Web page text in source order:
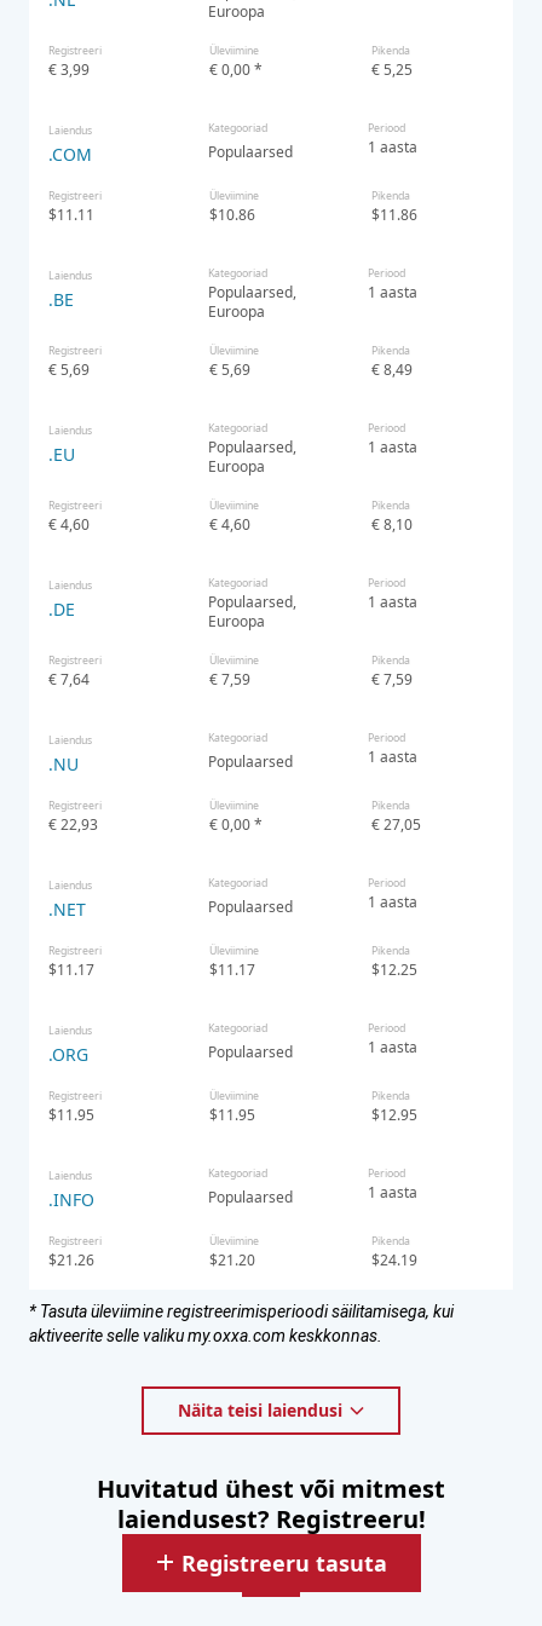
Euroopa
Registreeri
€ 3,99
Üleviimine
€ 0,00 *
Pikenda
€ 5,25
Laiendus
.COM
Kategooriad
Populaarsed
Periood
1 aasta
Registreeri
$11.11
Üleviimine
$10.86
Pikenda
$11.86
Laiendus
.BE
Kategooriad
Populaarsed
Euroopa
Periood
1 aasta
Registreeri
€ 5,69
Üleviimine
€ 5,69
Pikenda
€ 8,49
Laiendus
.EU
Kategooriad
Populaarsed
Euroopa
Periood
1 aasta
Registreeri
€ 4,60
Üleviimine
€ 4,60
Pikenda
€ 8,10
Laiendus
.DE
Kategooriad
Populaarsed
Euroopa
Periood
1 aasta
Registreeri
€ 7,64
Üleviimine
€ 7,59
Pikenda
€ 7,59
Laiendus
.NU
Kategooriad
Populaarsed
Periood
1 aasta
Registreeri
€ 22,93
Üleviimine
€ 0,00 *
Pikenda
€ 27,05
Laiendus
.NET
Kategooriad
Populaarsed
Periood
1 aasta
Registreeri
$11.17
Üleviimine
$11.17
Pikenda
$12.25
Laiendus
.ORG
Kategooriad
Populaarsed
Periood
1 aasta
Registreeri
$11.95
Üleviimine
$11.95
Pikenda
$12.95
Laiendus
.INFO
Kategooriad
Populaarsed
Periood
1 aasta
Registreeri
$21.26
Üleviimine
$21.20
Pikenda
$24.19
* Tasuta üleviimine registreerimisperioodi säilitamisega, kui
aktiveerite selle valiku my.oxxa.com keskkonnas.
Näita teisi laiendusi
Huvitatud ühest või mitmest
laiendusest? Registreeru!
Registreeru tasuta